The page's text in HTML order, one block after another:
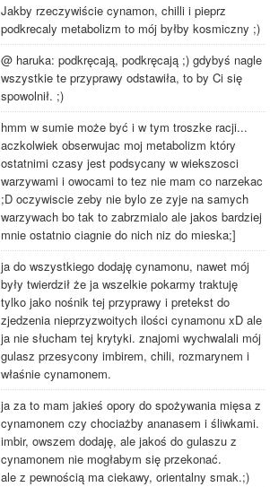
Jakby rzeczywiście cynamon, chilli i pieprz
podkrecaly metabolizm to mój byłby kosmiczny ;)
@ haruka: podkręcają, podkręcają ;) gdybyś nagle
wszystkie te przyprawy odstawiła, to by Ci się
spowolnił. ;)
hmm w sumie może być i w tym troszke racji...
aczkolwiek obserwujac moj metabolizm który
ostatnimi czasy jest podsycany w wiekszosci
warzywami i owocami to tez nie mam co narzekac
;D oczywiscie zeby nie bylo ze zyje na samych
warzywach bo tak to zabrzmialo ale jakos bardziej
mnie ostatnio ciagnie do nich niz do mieska;]
ja do wszystkiego dodaję cynamonu, nawet mój
były twierdził że ja wszelkie pokarmy traktuję
tylko jako nośnik tej przyprawy i pretekst do
zjedzenia nieprzyzwoitych ilości cynamonu xD ale
ja nie słucham tej krytyki. znajomi wychwalali mój
gulasz przesycony imbirem, chili, rozmarynem i
właśnie cynamonem.
ja za to mam jakieś opory do spożywania mięsa z
cynamonem czy chociażby ananasem i śliwkami.
imbir, owszem dodaję, ale jakoś do gulaszu z
cynamonem nie mogłabym się przekonać.
ale z pewnością ma ciekawy, orientalny smak.;)